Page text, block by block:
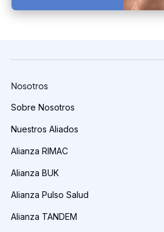
Nosotros
Sobre Nosotros
Nuestros Aliados
Alianza RIMAC
Alianza BUK
Alianza Pulso Salud
Alianza TANDEM